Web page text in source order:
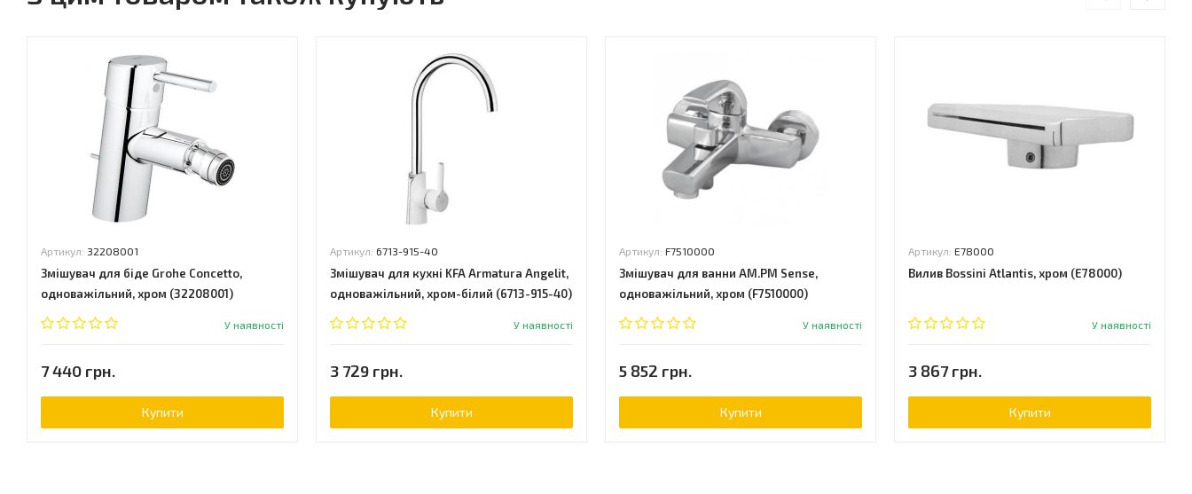
Артикул: 32208001
Змішувач для біде Grohe Concetto,
одноважільний, хром (32208001)
У наявності
7 440 грн.
Купити
Артикул: 6713-915-40
Змішувач для кухні KFA Armatura Angelit,
одноважільний, хром-білий (6713-915-40)
У наявності
3 729 грн.
Купити
Артикул: F7510000
Змішувач для ванни AM.PM Sense,
одноважільний, хром (F7510000)
У наявності
5 852 грн.
Купити
Артикул: E78000
Вилив Bossini Atlantis, хром (E78000)
У наявності
3 867 грн.
Купити